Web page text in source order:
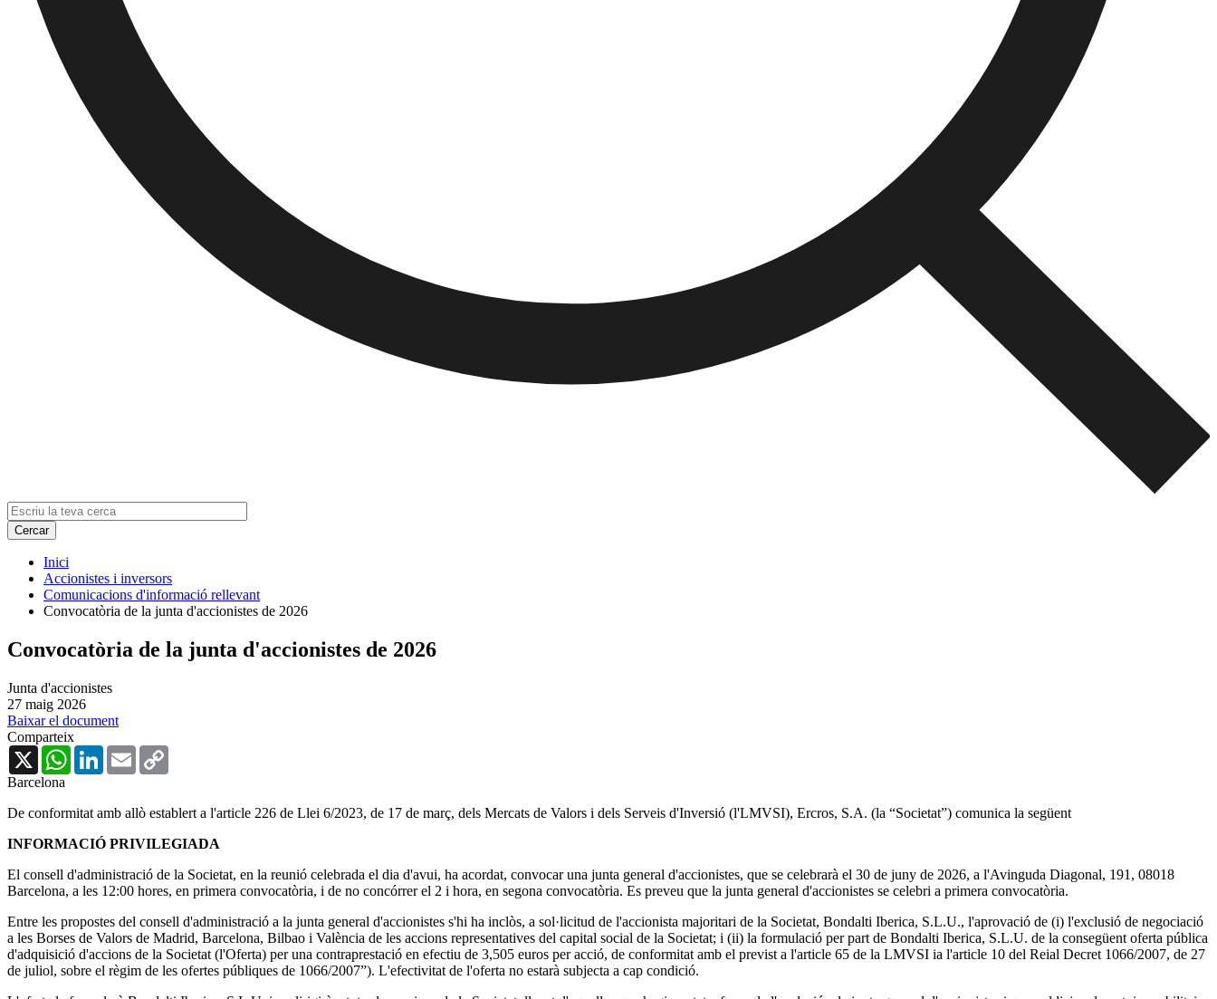
Inici
Accionistes i inversors
Comunicacions d'informació rellevant
Convocatòria de la junta d'accionistes de 2026
Convocatòria de la junta d'accionistes de 2026
Junta d'accionistes
27 maig 2026
Baixar el document
Comparteix
X
WhatsAppLinkedInEmail
Barcelona
De conformitat amb allò establert a l'article 226 de Llei 6/2023, de 17 de març, dels Mercats de Valors i dels Serveis d'Inversió (l'LMVSI), Ercros, S.A. (la “Societat”) comunica la següent
INFORMACIÓ PRIVILEGIADA
El consell d'administració de la Societat, en la reunió celebrada el dia d'avui, ha acordat, convocar una junta general d'accionistes, que se celebrarà el 30 de juny de 2026, a l'Avinguda Diagonal, 191, 08018
Barcelona, ​​a les 12:00 hores, en primera convocatòria, i de no concórrer el 2 i hora, en segona convocatòria. Es preveu que la junta general d'accionistes se celebri a primera convocatòria.
Entre les propostes del consell d'administració a la junta general d'accionistes s'hi ha inclòs, a sol·licitud de l'accionista majoritari de la Societat, Bondalti Iberica, S.L.U., l'aprovació de (i) l'exclusió de negociació
a les Borses de Valors de Madrid, Barcelona, ​​Bilbao i València de les accions representatives del capital social de la Societat; i (ii) la formulació per part de Bondalti Iberica, S.L.U. de la consegüent oferta pública
d'adquisició d'accions de la Societat (l'Oferta) per una contraprestació en efectiu de 3,505 euros per acció, de conformitat amb el previst a l'article 65 de la LMVSI ia l'article 10 del Reial Decret 1066/2007, de 27
de juliol, sobre el règim de les ofertes públiques de 1066/2007”). L'efectivitat de l'oferta no estarà subjecta a cap condició.